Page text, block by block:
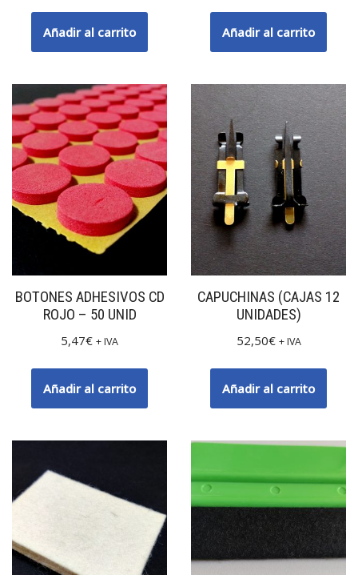
Añadir al carrito Añadir al carrito
BOTONES ADHESIVOS CD
ROJO – 50 UNID
5,47€ + IVA
Añadir al carrito
CAPUCHINAS (CAJAS 12
UNIDADES)
52,50€ + IVA
Añadir al carrito